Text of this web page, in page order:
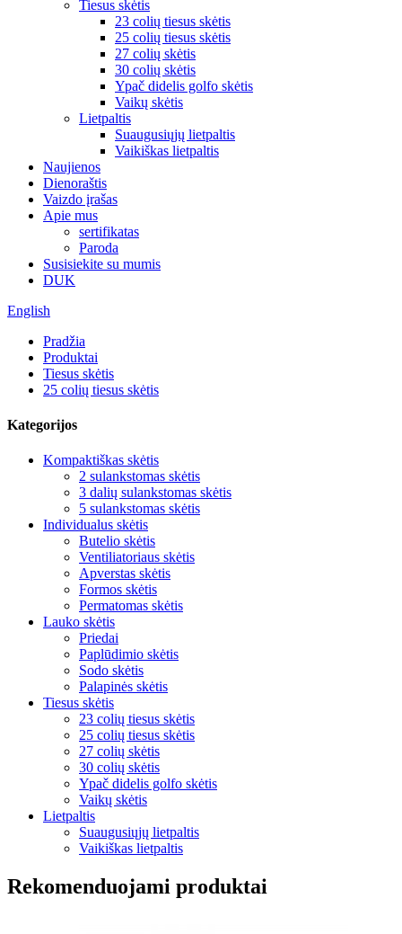
Tiesus skėtis
23 colių tiesus skėtis
25 colių tiesus skėtis
27 colių skėtis
30 colių skėtis
Ypač didelis golfo skėtis
Vaikų skėtis
Lietpaltis
Suaugusiųjų lietpaltis
Vaikiškas lietpaltis
Naujienos
Dienoraštis
Vaizdo įrašas
Apie mus
sertifikatas
Paroda
Susisiekite su mumis
DUK
English
Pradžia
Produktai
Tiesus skėtis
25 colių tiesus skėtis
Kategorijos
Kompaktiškas skėtis
2 sulankstomas skėtis
3 dalių sulankstomas skėtis
5 sulankstomas skėtis
Individualus skėtis
Butelio skėtis
Ventiliatoriaus skėtis
Apverstas skėtis
Formos skėtis
Permatomas skėtis
Lauko skėtis
Priedai
Paplūdimio skėtis
Sodo skėtis
Palapinės skėtis
Tiesus skėtis
23 colių tiesus skėtis
25 colių tiesus skėtis
27 colių skėtis
30 colių skėtis
Ypač didelis golfo skėtis
Vaikų skėtis
Lietpaltis
Suaugusiųjų lietpaltis
Vaikiškas lietpaltis
Rekomenduojami produktai